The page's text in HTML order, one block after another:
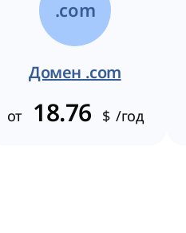
.com
Домен .com
от 18.76 $ /год